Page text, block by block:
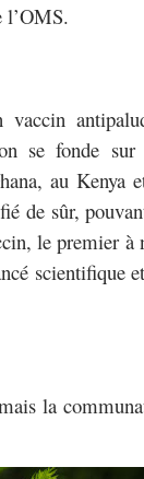
l’OMS.
se fonde
au
de sûr,
le premier à
scientifique
la